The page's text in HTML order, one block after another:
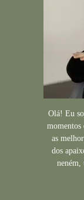
Olá! Eu
as
dos
neném,